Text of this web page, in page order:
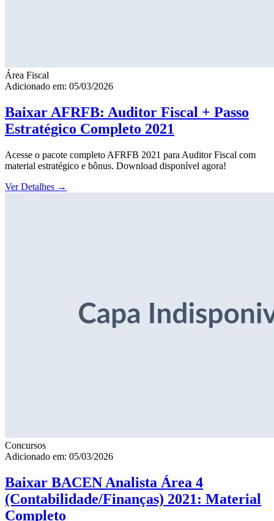
Área Fiscal
Adicionado em: 05/03/2026
Baixar AFRFB: Auditor Fiscal + Passo
Estratégico Completo 2021
Acesse o pacote completo AFRFB 2021 para Auditor Fiscal com
material estratégico e bônus. Download disponível agora!
Ver Detalhes →
Concursos
Adicionado em: 05/03/2026
Baixar BACEN Analista Área 4
(Contabilidade/Finanças) 2021: Material
Completo